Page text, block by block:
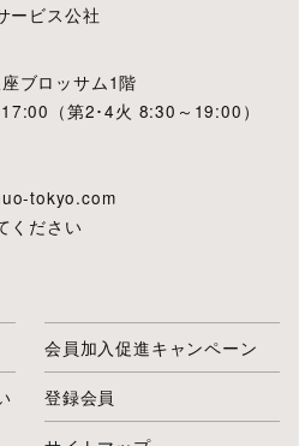
ービス公社
ブロッサム1階
（第2･4火 8:30～19:00）
tokyo.com
ください
会員加入促進キャンペーン
登録会員